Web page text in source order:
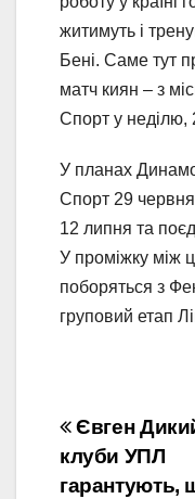
житимуть і
Бені. Саме тут
матч киян – з
Спорт у неділю,
У планах
Спорт 29
12 липня та
У проміжку між
поборяться з
груповий етап
записів
Євген
клуби УПЛ
гарантують,